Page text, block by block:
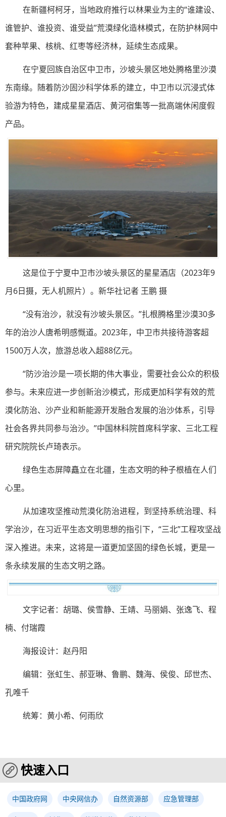
在新疆柯柯牙，当地政府推行以林果业为主的“谁建设、
谁管护、谁投资、谁受益”荒漠绿化造林模式，在防护林网中
套种苹果、核桃、红枣等经济林，延续生态成果。
在宁夏回族自治区中卫市，沙坡头景区地处腾格里沙漠
东南缘。随着防沙固沙科学体系的建立，中卫市以沉浸式体
验游为特色，建成星星酒店、黄河宿集等一批高端休闲度假
产品。
这是位于宁夏中卫市沙坡头景区的星星酒店（2023年9
月6日摄，无人机照片）。新华社记者 王鹏 摄
“没有治沙，就没有沙坡头景区。”扎根腾格里沙漠30多
年的治沙人唐希明感慨道。2023年，中卫市共接待游客超
1500万人次，旅游总收入超88亿元。
“防沙治沙是一项长期的伟大事业，需要社会公众的积极
参与。未来应进一步创新治沙模式，形成更加科学有效的荒
漠化防治、沙产业和新能源开发融合发展的治沙体系，引导
社会各界共同参与治沙。”中国林科院首席科学家、三北工程
研究院院长卢琦表示。
绿色生态屏障矗立在北疆，生态文明的种子根植在人们
心里。
从加速攻坚推动荒漠化防治进程，到坚持系统治理、科
学治沙，在习近平生态文明思想的指引下，“三北”工程攻坚战
深入推进。未来，这将是一道更加坚固的绿色长城，更是一
条永续发展的生态文明之路。
文字记者：胡璐、侯雪静、王靖、马丽娟、张逸飞、程
楠、付瑞霞
海报设计：赵丹阳
编辑：张虹生、郝亚琳、鲁鹏、魏海、侯俊、邱世杰、
孔唯千
统筹：黄小希、何雨欣
快速入口
中国政府网 中央网信办 自然资源部 应急管理部